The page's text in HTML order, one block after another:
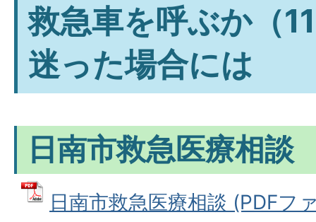
救急車を呼ぶか（
迷った場合には
日南市救急医療相談
日南市救急医療相談 (PDFフ